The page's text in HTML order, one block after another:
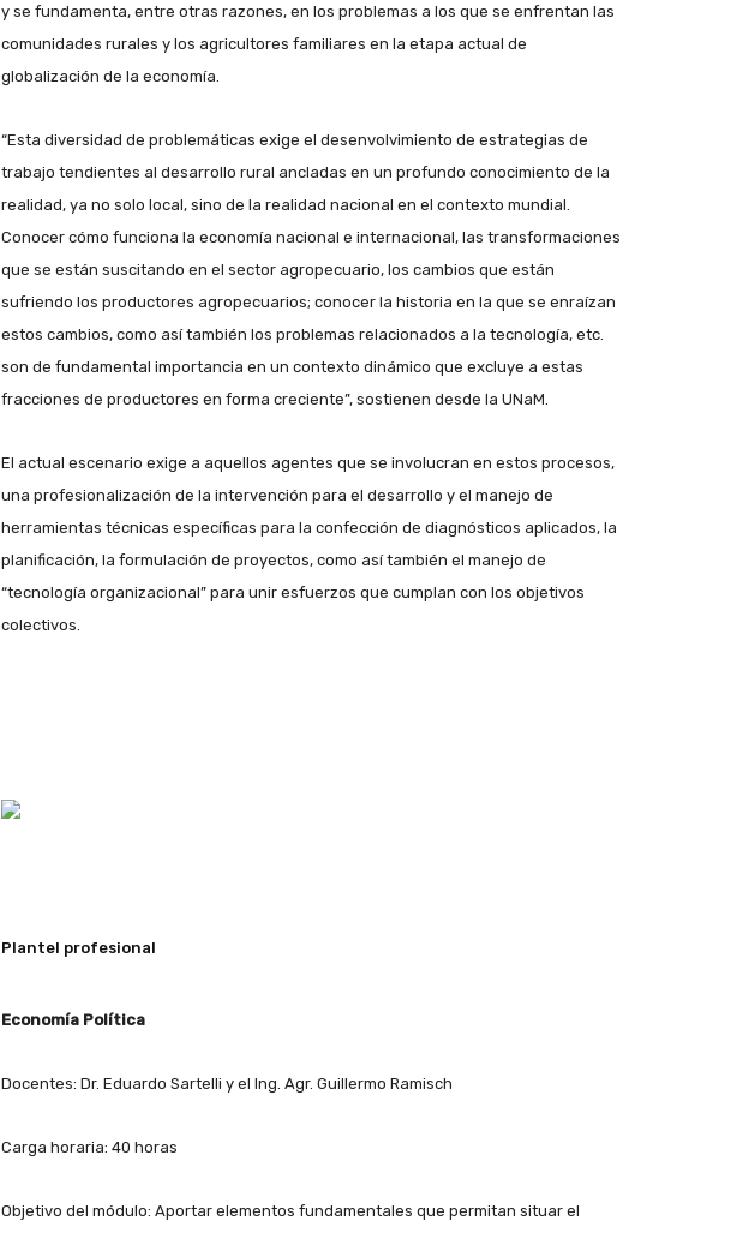
y se fundamenta, entre otras razones, en los problemas a los que se enfrentan las
comunidades rurales y los agricultores familiares en la etapa actual de
globalización de la economía.
“Esta diversidad de problemáticas exige el desenvolvimiento de estrategias de
trabajo tendientes al desarrollo rural ancladas en un profundo conocimiento de la
realidad, ya no solo local, sino de la realidad nacional en el contexto mundial.
Conocer cómo funciona la economía nacional e internacional, las transformaciones
que se están suscitando en el sector agropecuario, los cambios que están
sufriendo los productores agropecuarios; conocer la historia en la que se enraízan
estos cambios, como así también los problemas relacionados a la tecnología, etc.
son de fundamental importancia en un contexto dinámico que excluye a estas
fracciones de productores en forma creciente”, sostienen desde la UNaM.
El actual escenario exige a aquellos agentes que se involucran en estos procesos,
una profesionalización de la intervención para el desarrollo y el manejo de
herramientas técnicas específicas para la confección de diagnósticos aplicados, la
planificación, la formulación de proyectos, como así también el manejo de
“tecnología organizacional” para unir esfuerzos que cumplan con los objetivos
colectivos.
Plantel profesional
Economía Política
Docentes: Dr. Eduardo Sartelli y el Ing. Agr. Guillermo Ramisch
Carga horaria: 40 horas
Objetivo del módulo: Aportar elementos fundamentales que permitan situar el